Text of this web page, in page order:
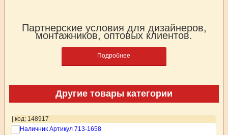
Партнерские условия для дизайнеров,
монтажников, оптовых клиентов.
Подробнее
Другие товары категории
| код: 148917